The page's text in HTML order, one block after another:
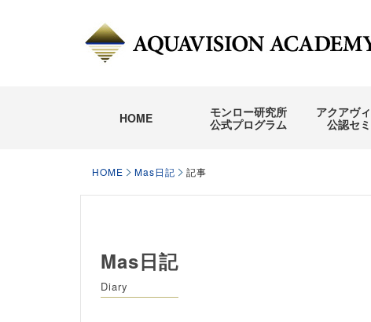
HOME
モンロー研究所
公式プログラム
アクアヴ
公認セ
HOME Mas日記 記事
Mas日記
Diary